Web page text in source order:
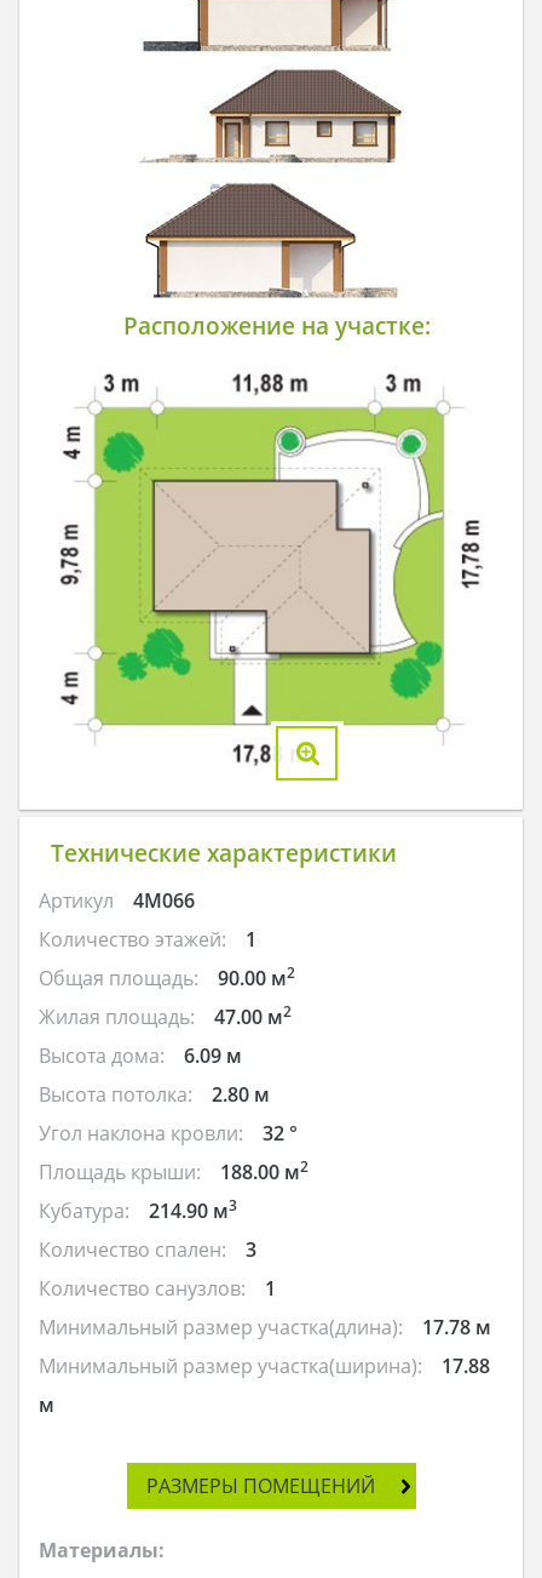
Расположение на участке:
Технические характеристики
Артикул
4M066
Количество этажей:
1
Общая площадь:
90.00 м2
Жилая площадь: 47.00 м2
Высота дома:
6.09 м
Высота потолка:
2.80 м
Угол наклона кровли:
32 °
Площадь крыши:
188.00 м2
Кубатура: 214.90 м3
Количество спален:
3
Количество санузлов:
1
Минимальный размер участка(длина):
17.78 м
Минимальный размер участка(ширина):
17.88
м
РАЗМЕРЫ ПОМЕЩЕНИЙ
Материалы: